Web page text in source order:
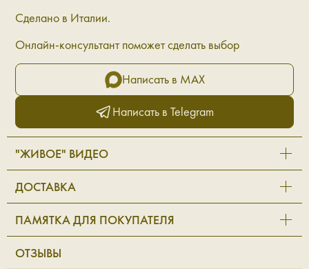
Сделано в Италии.
Онлайн-консультант поможет сделать выбор
Написать в MAX
Написать в Telegram
"ЖИВОЕ" ВИДЕО
ДОСТАВКА
ПАМЯТКА ДЛЯ ПОКУПАТЕЛЯ
ОТЗЫВЫ